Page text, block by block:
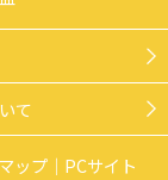
て
ップ
PCサイト